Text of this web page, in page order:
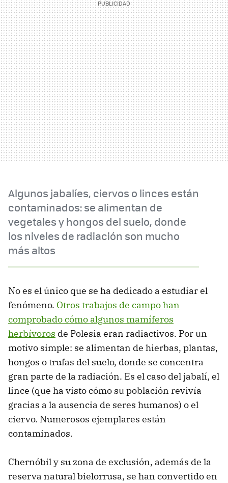
Algunos jabalíes, ciervos o linces están
contaminados: se alimentan de
vegetales y hongos del suelo, donde
los niveles de radiación son mucho
más altos
No es el único que se ha dedicado a estudiar el
fenómeno. Otros trabajos de campo han
comprobado cómo algunos mamíferos
herbívoros de Polesia eran radiactivos. Por un
motivo simple: se alimentan de hierbas, plantas,
hongos o trufas del suelo, donde se concentra
gran parte de la radiación. Es el caso del jabalí, el
lince (que ha visto cómo su población revivía
gracias a la ausencia de seres humanos) o el
ciervo. Numerosos ejemplares están
contaminados.
Chernóbil y su zona de exclusión, además de la
reserva natural bielorrusa, se han convertido en